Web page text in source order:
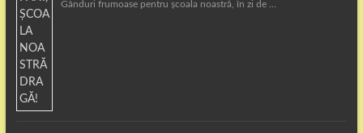
Gânduri frumoase pentru școala noastră, în zi de …